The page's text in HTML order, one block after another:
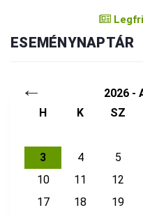
ESEMÉNYNAPTÁR
← 2026 -
H K SZ
3
4 5
10
11 12
17
18 19